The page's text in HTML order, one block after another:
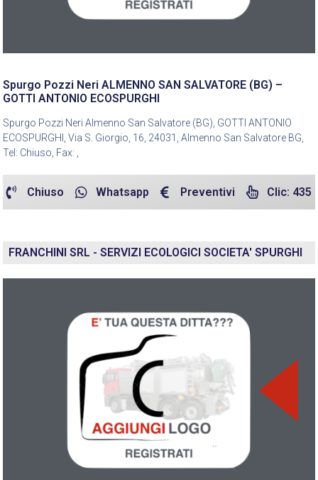
Spurgo Pozzi Neri ALMENNO SAN SALVATORE (BG) –
GOTTI ANTONIO ECOSPURGHI
Spurgo Pozzi Neri Almenno San Salvatore (BG), GOTTI ANTONIO
ECOSPURGHI, Via S. Giorgio, 16, 24031, Almenno San Salvatore BG,
Tel: Chiuso, Fax: ,
Chiuso Whatsapp Preventivi Clic: 435
FRANCHINI SRL - SERVIZI ECOLOGICI SOCIETA' SPURGHI